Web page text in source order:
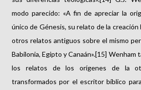
modo parecido: «A fin de apreciar la
único de Génesis, su relato de la creación
otros relatos antiguos sobre el mismo
Babilonia, Egipto y Canaán».[15] Wenham
los relatos de los orígenes de la
transformados por el escritor bíblico